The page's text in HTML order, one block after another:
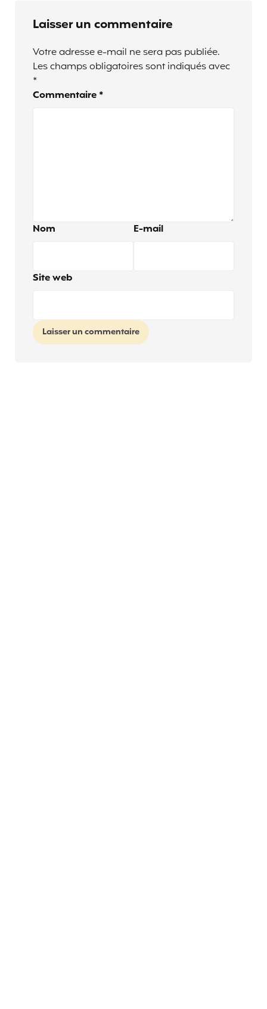
Laisser un commentaire
Votre adresse e-mail ne sera pas publiée.
Les champs obligatoires sont indiqués avec
*
Commentaire *
Nom E-mail
Site web